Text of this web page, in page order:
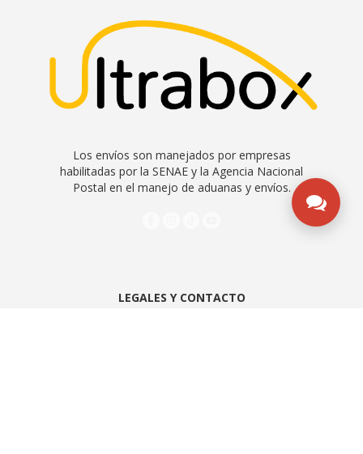
Los envíos son manejados por empresas
habilitadas por la SENAE y la Agencia Nacional
Postal en el manejo de aduanas y envíos.
LEGALES Y CONTACTO